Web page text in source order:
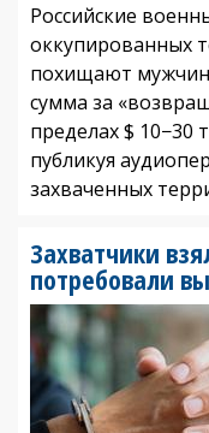
Российские
оккупированных
похищают
сумма за
пределах $ 10−30
публикуя
захваченных
Захватчики
потребовали